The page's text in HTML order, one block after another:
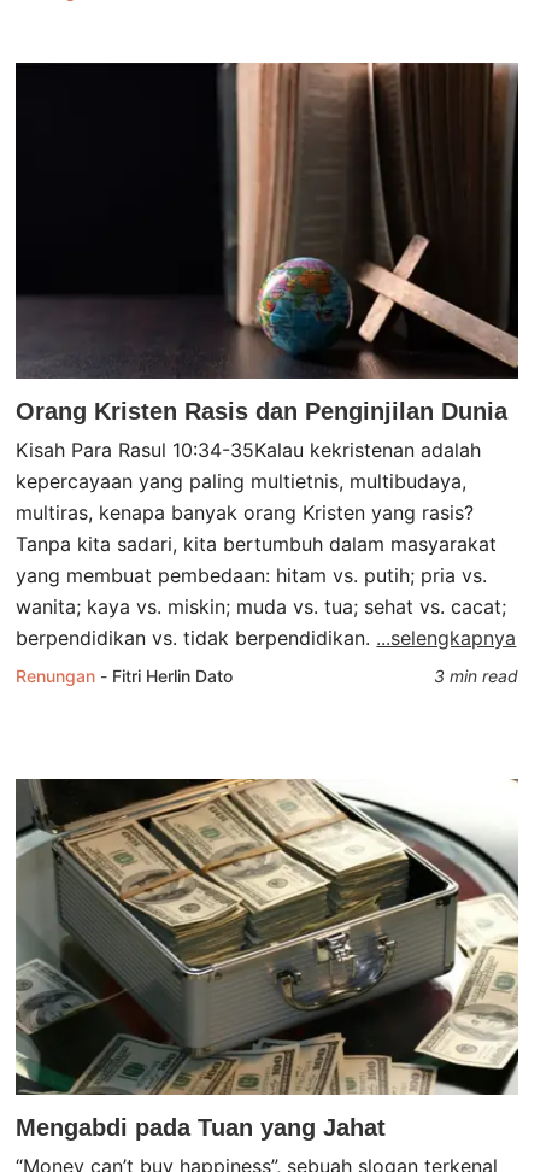
Orang Kristen Rasis dan Penginjilan Dunia
Kisah Para Rasul 10:34-35Kalau kekristenan adalah
kepercayaan yang paling multietnis, multibudaya,
multiras, kenapa banyak orang Kristen yang rasis?
Tanpa kita sadari, kita bertumbuh dalam masyarakat
yang membuat pembedaan: hitam vs. putih; pria vs.
wanita; kaya vs. miskin; muda vs. tua; sehat vs. cacat;
berpendidikan vs. tidak berpendidikan. ...selengkapnya
Renungan - Fitri Herlin Dato 3 min read
Mengabdi pada Tuan yang Jahat
“Money can’t buy happiness”, sebuah slogan terkenal